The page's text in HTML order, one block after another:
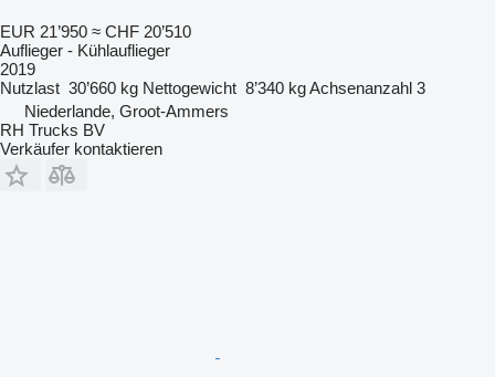
EUR 21’950 ≈ CHF 20’510
Auflieger - Kühlauflieger
2019
Nutzlast 30’660 kg Nettogewicht 8’340 kgAchsenanzahl 3
Niederlande, Groot-Ammers
RH Trucks BV
Verkäufer kontaktieren